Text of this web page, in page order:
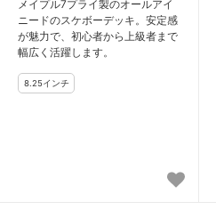
メイプル7プライ製のオールアイ
ニードのスケボーデッキ。安定感
が魅力で、初心者から上級者まで
幅広く活躍します。